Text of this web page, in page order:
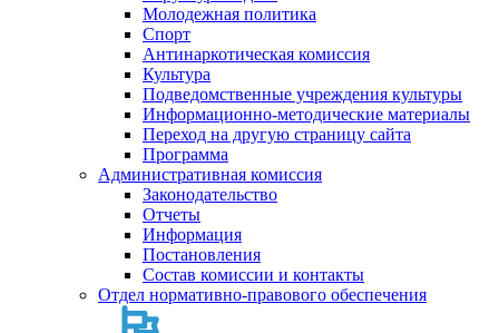
Молодежная политика
Спорт
Антинаркотическая комиссия
Культура
Подведомственные учреждения культуры
Информационно-методические материалы
Переход на другую страницу сайта
Программа
Административная комиссия
Законодательство
Отчеты
Информация
Постановления
Состав комиссии и контакты
Отдел нормативно-правового обеспечения